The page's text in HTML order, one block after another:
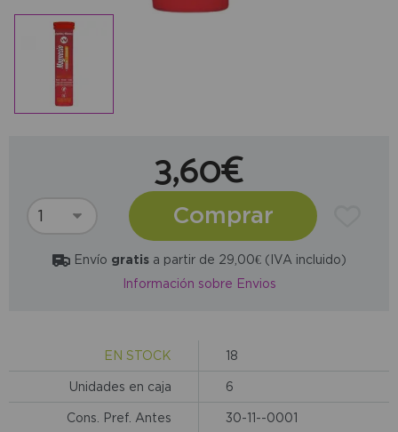
3,60€
Comprar
Envío gratisa partir de 29,00€ (IVA incluido)
Información sobre Envios
EN STOCK 18
Unidades en caja 6
Cons. Pref. Antes 30-11--0001